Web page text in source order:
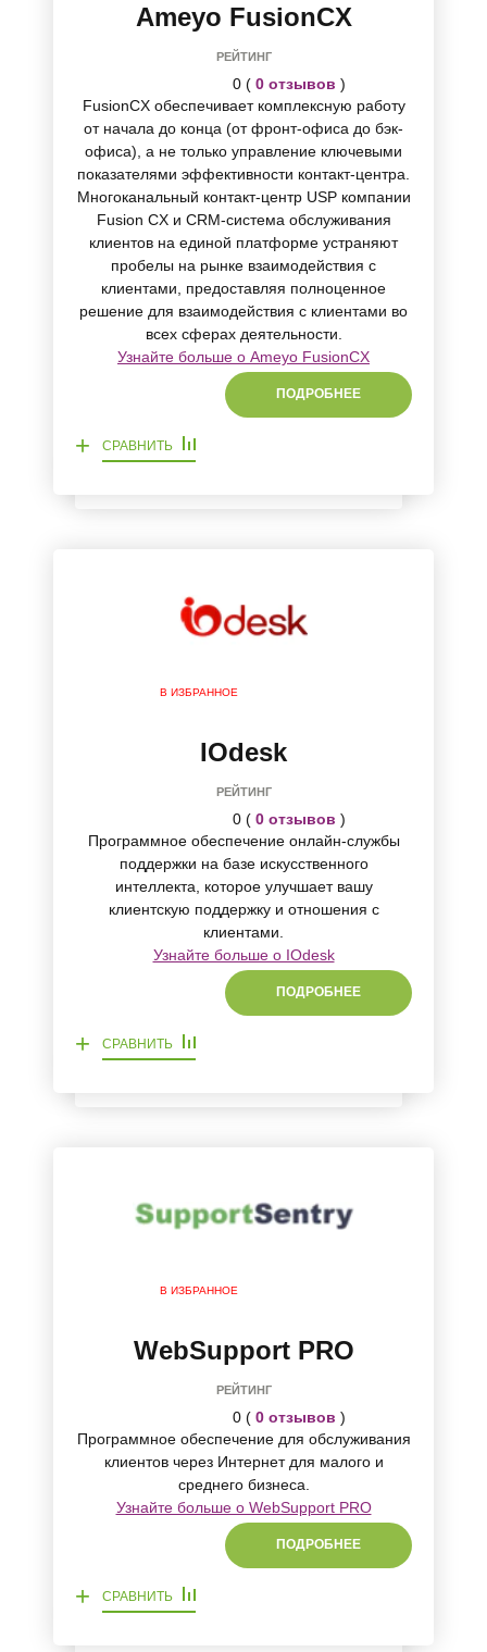
Ameyo FusionCX
РЕЙТИНГ
0 ( 0 отзывов )
FusionCX обеспечивает комплексную работу
от начала до конца (от фронт-офиса до бэк-
офиса), а не только управление ключевыми
показателями эффективности контакт-центра.
Многоканальный контакт-центр USP компании
Fusion CX и CRM-система обслуживания
клиентов на единой платформе устраняют
пробелы на рынке взаимодействия с
клиентами, предоставляя полноценное
решение для взаимодействия с клиентами во
всех сферах деятельности.
Узнайте больше о Ameyo FusionCX
ПОДРОБНЕЕ
+ СРАВНИТЬ
В ИЗБРАННОЕ
IOdesk
РЕЙТИНГ
0 ( 0 отзывов )
Программное обеспечение онлайн-службы
поддержки на базе искусственного
интеллекта, которое улучшает вашу
клиентскую поддержку и отношения с
клиентами.
Узнайте больше о IOdesk
ПОДРОБНЕЕ
+ СРАВНИТЬ
В ИЗБРАННОЕ
WebSupport PRO
РЕЙТИНГ
0 ( 0 отзывов )
Программное обеспечение для обслуживания
клиентов через Интернет для малого и
среднего бизнеса.
Узнайте больше о WebSupport PRO
ПОДРОБНЕЕ
+ СРАВНИТЬ